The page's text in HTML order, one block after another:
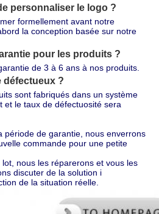
personnaliser le logo ?
formellement avant notre
la conception basée sur notre
pour les produits ?
de 3 à 6 ans à nos produits.
défectueux ?
sont fabriqués dans un système
et le taux de défectuosité sera
période de garantie, nous enverrons
commande pour une petite
nous les réparerons et vous les
discuter de la solution i
de la situation réelle.